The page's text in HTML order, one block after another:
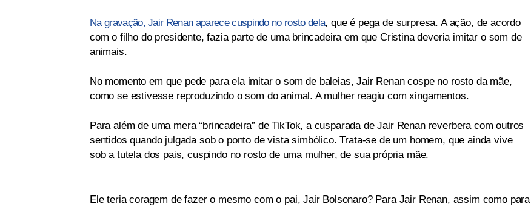
Na gravação, Jair Renan aparece cuspindo no rosto dela, que é pega de surpresa. A ação, de acordo
com o filho do presidente, fazia parte de uma brincadeira em que Cristina deveria imitar o som de
animais.
No momento em que pede para ela imitar o som de baleias, Jair Renan cospe no rosto da mãe,
como se estivesse reproduzindo o som do animal. A mulher reagiu com xingamentos.
Para além de uma mera “brincadeira” de TikTok, a cusparada de Jair Renan reverbera com outros
sentidos quando julgada sob o ponto de vista simbólico. Trata-se de um homem, que ainda vive
sob a tutela dos pais, cuspindo no rosto de uma mulher, de sua própria mãe.
Ele teria coragem de fazer o mesmo com o pai, Jair Bolsonaro? Para Jair Renan, assim como para